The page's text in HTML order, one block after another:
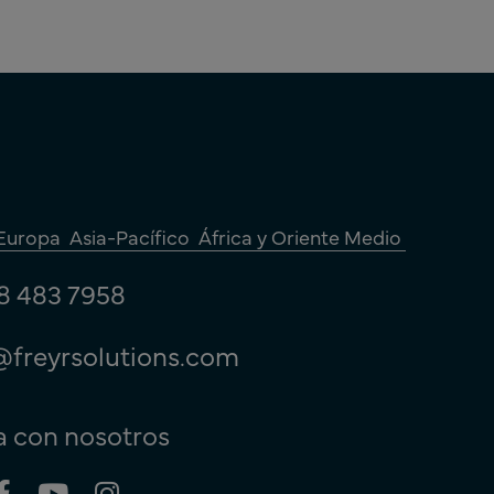
Asia-Pacífico África y Oriente Medio
483 7958
con nosotros